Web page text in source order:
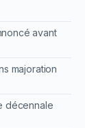
avant
majoration
décennale